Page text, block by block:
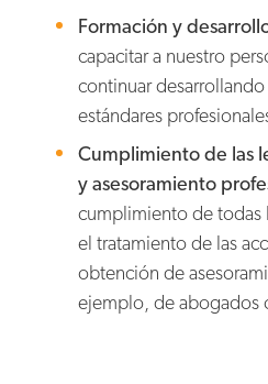
Formación y
capacitar a nuestro
continuar
estándares
Cumplimiento de las
y asesoramiento
cumplimiento de todas
el tratamiento de las
obtención de
ejemplo, de abogados